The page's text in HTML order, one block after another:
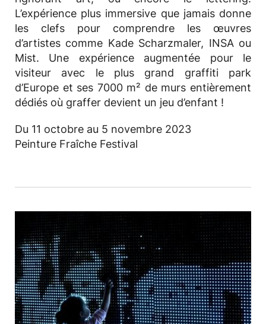
L’expérience plus immersive que jamais donne
les clefs pour comprendre les œuvres
d’artistes comme Kade Scharzmaler, INSA ou
Mist. Une expérience augmentée pour le
visiteur avec le plus grand graffiti park
d’Europe et ses 7000 m² de murs entièrement
dédiés où graffer devient un jeu d’enfant !
Du 11 octobre au 5 novembre 2023
Peinture Fraîche Festival